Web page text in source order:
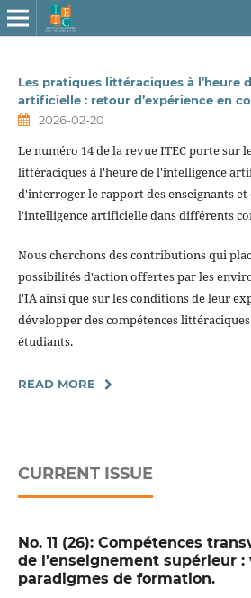
Les pratiques littéraciques à l’heure
artificielle : retour d’expérience en
2026-02-20
Le numéro 14 de la revue ITEC porte sur
littéraciques à l'heure de l'intelligence
d'interroger le rapport des enseignants et
l'intelligence artificielle dans différents
Nous cherchons des contributions qui
possibilités d'action offertes par les
l'IA ainsi que sur les conditions de leur
développer des compétences
étudiants.
READ MORE
CURRENT ISSUE
No. 11 (26): Compétences
de l’enseignement supérieur
paradigmes de formation.